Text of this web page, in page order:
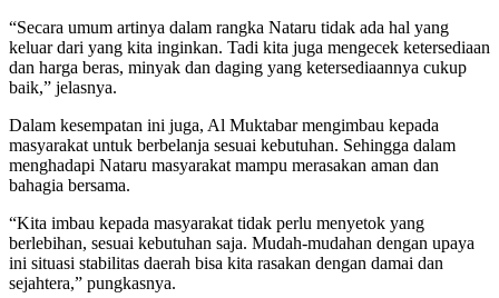
“Secara umum artinya dalam rangka Nataru tidak ada hal yang
keluar dari yang kita inginkan. Tadi kita juga mengecek ketersediaan
dan harga beras, minyak dan daging yang ketersediaannya cukup
baik,” jelasnya.
Dalam kesempatan ini juga, Al Muktabar mengimbau kepada
masyarakat untuk berbelanja sesuai kebutuhan. Sehingga dalam
menghadapi Nataru masyarakat mampu merasakan aman dan
bahagia bersama.
“Kita imbau kepada masyarakat tidak perlu menyetok yang
berlebihan, sesuai kebutuhan saja. Mudah-mudahan dengan upaya
ini situasi stabilitas daerah bisa kita rasakan dengan damai dan
sejahtera,” pungkasnya.